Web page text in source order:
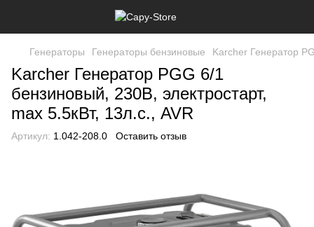
Генераторы Генераторы бензиновые Karcher Генератор
Karcher Генератор PGG 6/1
бензиновый, 230В, электростарт,
max 5.5кВт, 13л.с., AVR
Артикул: 1.042-208.0 Оставить отзыв